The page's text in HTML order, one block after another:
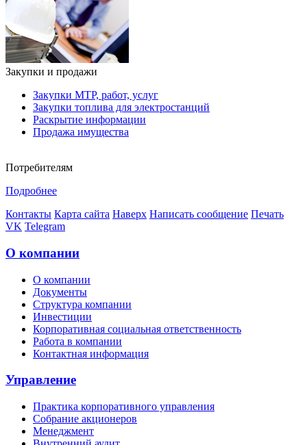
Закупки и продажи
Закупки МТР, работ, услуг
Закупки топлива для электростанций
Раскрытие информации
Продажа имущества
Потребителям
Подробнее
Контакты Карта сайта Наверх Написать сообщение Печать
VK Telegram
О компании
О компании
Документы
Структура компании
Инвестиции
Корпоративная социальная ответственность
Работа в компании
Контактная информация
Управление
Практика корпоративного управления
Собрание акционеров
Менеджмент